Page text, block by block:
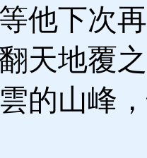
他下次
天地覆
的山峰